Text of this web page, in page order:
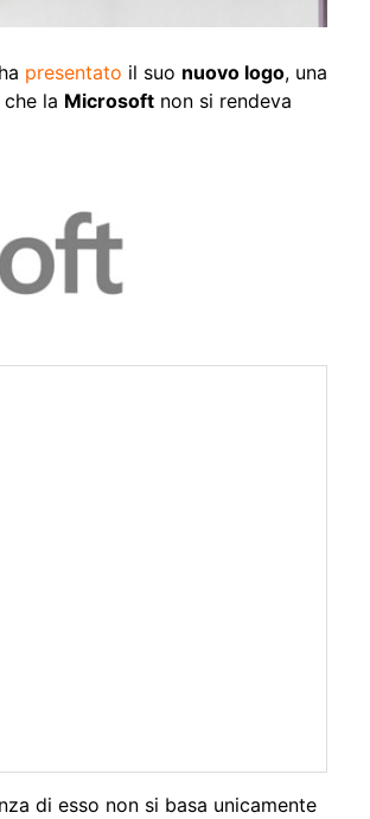
presentato il suo nuovo logo, una
la Microsoft non si rendeva
di esso non si basa unicamente